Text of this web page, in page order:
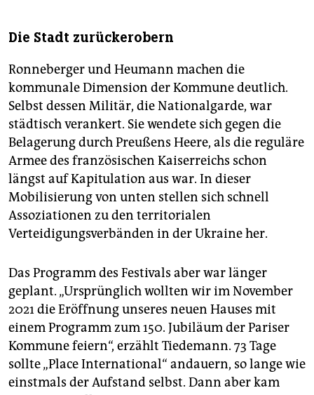
Die Stadt zurückerobern
Ronneberger und Heumann machen die
kommunale Dimension der Kommune deutlich.
Selbst dessen Militär, die Nationalgarde, war
städtisch verankert. Sie wendete sich gegen die
Belagerung durch Preußens Heere, als die reguläre
Armee des französischen Kaiserreichs schon
längst auf Kapitulation aus war. In dieser
Mobilisierung von unten stellen sich schnell
Assoziationen zu den territorialen
Verteidigungsverbänden in der Ukraine her.
Das Programm des Festivals aber war länger
geplant. „Ursprünglich wollten wir im November
2021 die Eröffnung unseres neuen Hauses mit
einem Programm zum 150. Jubiläum der Pariser
Kommune feiern“, erzählt Tiedemann. 73 Tage
sollte „Place International“ andauern, so lange wie
einstmals der Aufstand selbst. Dann aber kam